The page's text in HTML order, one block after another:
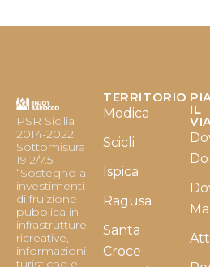
PSR Sicilia
2014-2022
Sottomisura
19.2/7.5
“Sostegno a
investimenti
di fruizione
pubblica in
infrastrutture
ricreative,
informazioni
turistiche e
TERRITORIO
Modica
Scicli
Ispica
Ragusa
Santa
Croce
IL